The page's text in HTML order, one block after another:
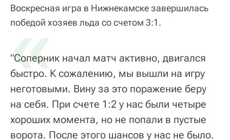
Воскресная игра в Нижнекамске завершилась
победой хозяев льда со счетом 3:1.
«
"Соперник начал матч активно, двигался
быстро. К сожалению, мы вышли на игру
неготовыми. Вину за это поражение беру
на себя. При счете 1:2 у нас были четыре
хороших момента, но не попали в пустые
ворота. После этого шансов у нас не было.